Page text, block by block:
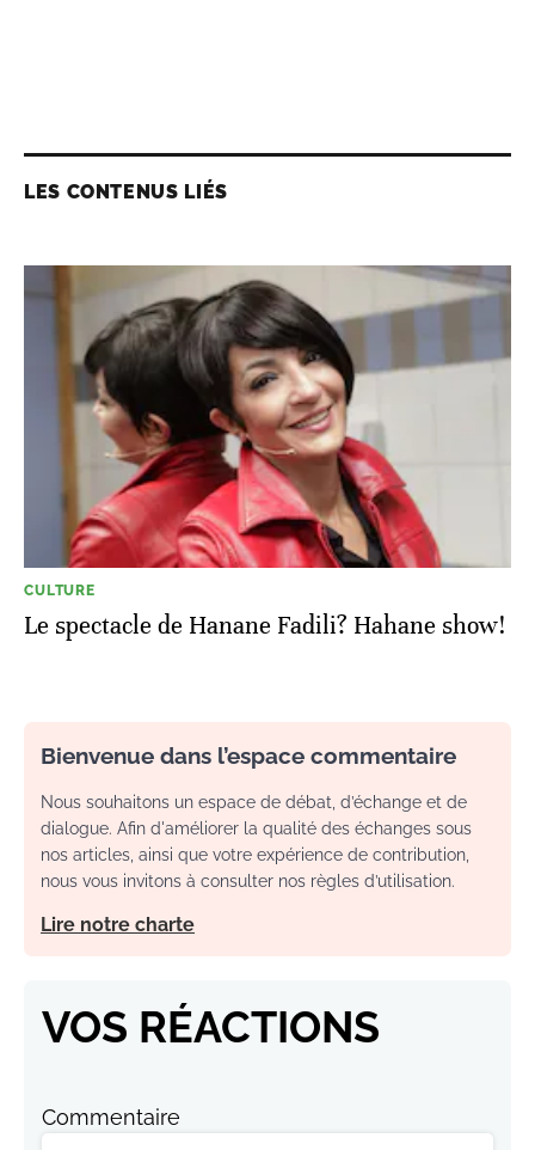
LES CONTENUS LIÉS
CULTURE
Le spectacle de Hanane Fadili? Hahane show!
Bienvenue dans l’espace commentaire
Nous souhaitons un espace de débat, d’échange et de
dialogue. Afin d'améliorer la qualité des échanges sous
nos articles, ainsi que votre expérience de contribution,
nous vous invitons à consulter nos règles d’utilisation.
Lire notre charte
VOS RÉACTIONS
Commentaire